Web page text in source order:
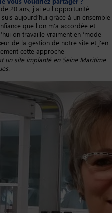
20 ans, j’ai eu l’opportunité
aujourd’hui grâce à un ensemble
que l’on m’a accordée et
on travaille vraiment en ‘mode
de la gestion de notre site et j’en
cette approche
un site implanté en Seine Maritime